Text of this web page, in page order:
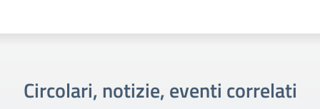
Circolari, notizie, eventi correlati